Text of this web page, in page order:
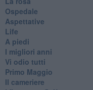
Ospedale
Aspettative
Life
A piedi
I migliori anni
Vi odio tutti
Primo Maggio
Il cameriere